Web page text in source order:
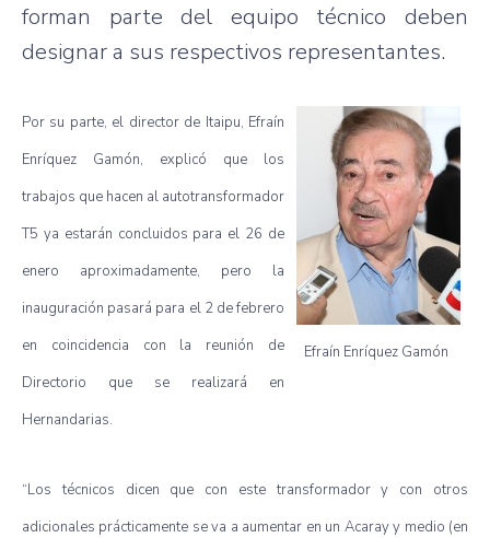
forman
parte del equipo técnico
deben
designara sus respectivos representantes.
Efraín Enríquez Gamón
Por su parte, el director de Itaipu, Efraín
Enríquez
Gamón, explicó que los
trabajos que hacen al autotransformador
T5 ya estarán concluidos para el 26 de
enero
aproximadamente, pero la
inauguración pasará para el 2 defebrero
en coincidencia con la reunión de
Directorio
que se realizará en
Hernandarias.
“Los técnicos dicen que con este transformadory con otros
adicionales prácticamente seva a aumentar en un Acarayy medio (en